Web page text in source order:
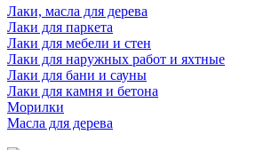
Лаки, масла для дерева
Лаки для паркета
Лаки для мебели и стен
Лаки для наружных работ и яхтные
Лаки для бани и сауны
Лаки для камня и бетона
Морилки
Масла для дерева